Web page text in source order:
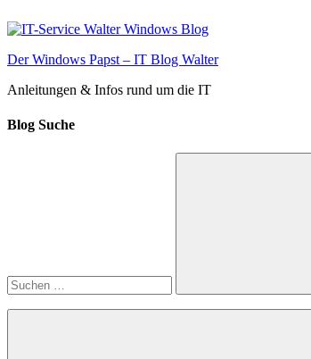
Inhalt
Der Windows Papst – IT Blog Walter
Anleitungen & Infos rund um die IT
Blog Suche